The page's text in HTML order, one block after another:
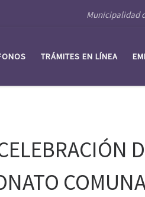
Municipalidad
TRÁMITES EN LÍNEA